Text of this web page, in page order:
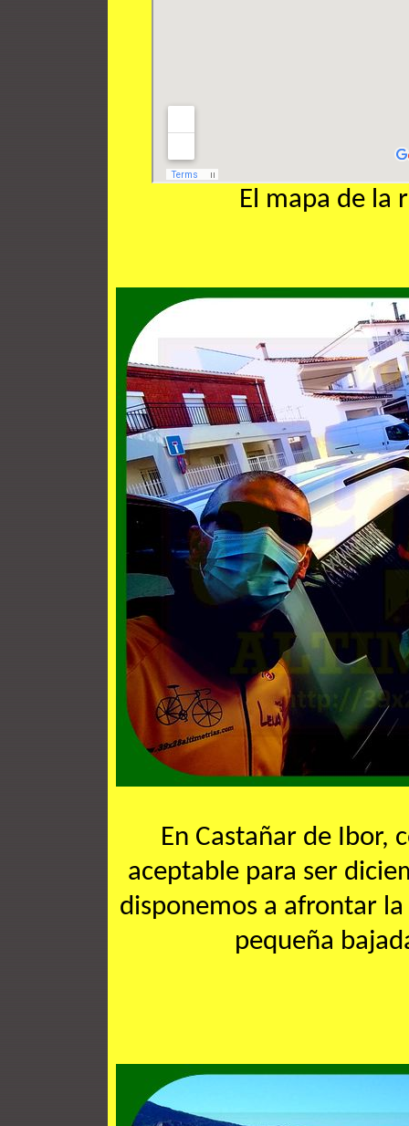
El mapa de la
En Castañar de Ibor,
aceptable para ser
disponemos a afrontar
pequeña